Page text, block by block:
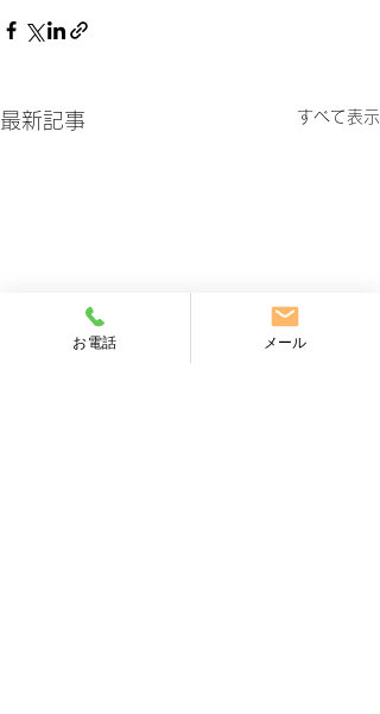
最新記事 すべて表示
お電話 メール